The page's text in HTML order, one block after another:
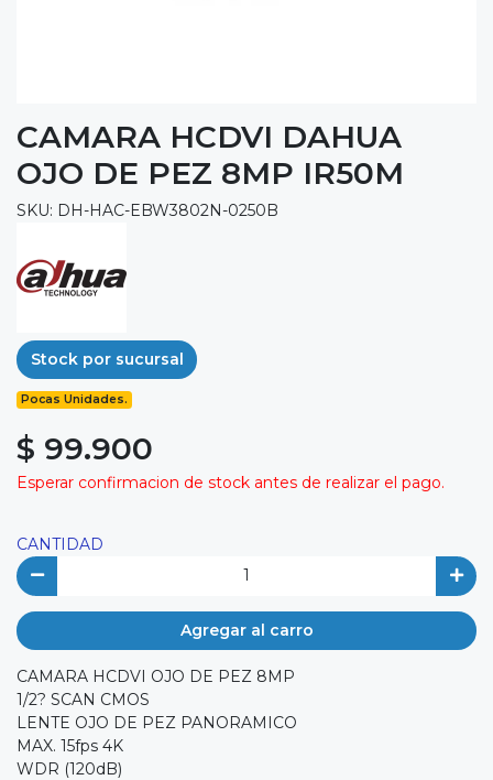
CAMARA HCDVI DAHUA
OJO DE PEZ 8MP IR50M
SKU: DH-HAC-EBW3802N-0250B
Stock por sucursal
Pocas Unidades.
$ 99.900
Esperar confirmacion de stock antes de realizar el pago.
CANTIDAD
Agregar al carro
CAMARA HCDVI OJO DE PEZ 8MP
1/2? SCAN CMOS
LENTE OJO DE PEZ PANORAMICO
MAX. 15fps 4K
WDR (120dB)